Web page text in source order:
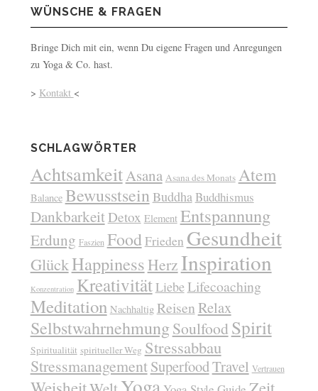
WÜNSCHE & FRAGEN
Bringe Dich mit ein, wenn Du eigene Fragen und Anregungen
zu Yoga & Co. hast.
> Kontakt <
SCHLAGWÖRTER
AchtsamkeitAsana Asana des Monats Atem
Balance Bewusstsein Buddha Buddhismus
DankbarkeitDetox Element Entspannung
Erdung Faszien Food Frieden Gesundheit
GlückHappiness Herz Inspiration
Konzentration KreativitätLiebeLifecoaching
Meditation Nachhaltig ReisenRelax
SelbstwahrnehmungSoulfood Spirit
Spiritualität spiritueller Weg Stressabbau
StressmanagementSuperfoodTravel Vertrauen